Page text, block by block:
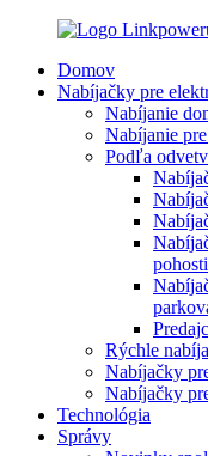
Domov
Nabíjačky pre
Nabíjanie
Nabíjanie
Podľa
Rýchle
Nabíjačky
Nabíjačky
Technológia
Správy